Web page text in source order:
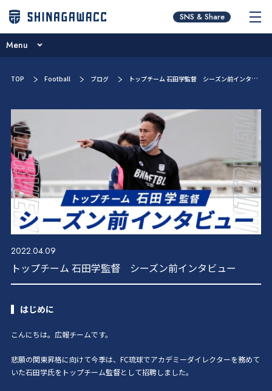
チームコンセプト
ブログ
ニュース
試合日程･結果
選手／スタッフ紹介
お問い合わせ
SNS & Share
Menu
ニュース
試合日程･結果
選手／スタッフ紹介
お問い合わせ
TOP Football ブログ トップチーム 石田学監督 シーズン前インタビュー
2022.04.09
トップチーム 石田学監督 シーズン前インタビュー
はじめに
こんにちは。広報チームです。
悲願の関東昇格に向けて今季は、FC琉球でアカデミーダイレクターを務めて
いた石田学氏をトップチーム監督として招聘しました。